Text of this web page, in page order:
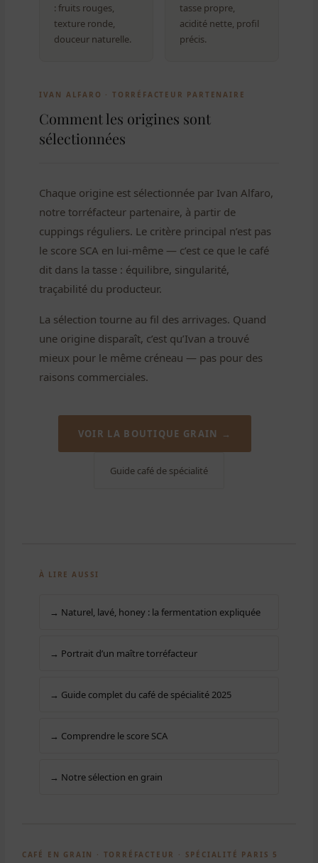
: fruits rouges,
texture ronde,
douceur naturelle.
tasse propre,
acidité nette, profil
précis.
IVAN ALFARO · TORRÉFACTEUR PARTENAIRE
Comment les origines sont
sélectionnées
Chaque origine est sélectionnée par Ivan Alfaro,
notre torréfacteur partenaire, à partir de
cuppings réguliers. Le critère principal n’est pas
le score SCA en lui-même — c’est ce que le café
dit dans la tasse : équilibre, singularité,
traçabilité du producteur.
La sélection tourne au fil des arrivages. Quand
une origine disparaît, c’est qu’Ivan a trouvé
mieux pour le même créneau — pas pour des
raisons commerciales.
VOIR LA BOUTIQUE GRAIN →
Guide café de spécialité
À LIRE AUSSI
→ Naturel, lavé, honey : la fermentation expliquée
→ Portrait d’un maître torréfacteur
→ Guide complet du café de spécialité 2025
→ Comprendre le score SCA
→ Notre sélection en grain
CAFÉ EN GRAIN · TORRÉFACTEUR · SPÉCIALITÉ PARIS 5